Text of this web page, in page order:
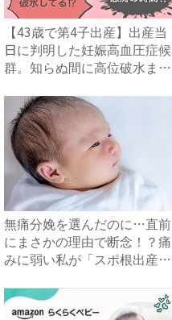
【43歳で第4子出産】出産当
日に判明した妊娠高血圧症候
群。知らぬ間に高位破水ま
無痛分娩を選んだのに…直前
にまさかの理由で断念！？痛
みに弱い私が「スポ根出産」